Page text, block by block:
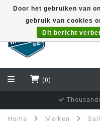
(0)
Home Merken
Door het gebruiken van
gebruik van cookies
Dit bericht